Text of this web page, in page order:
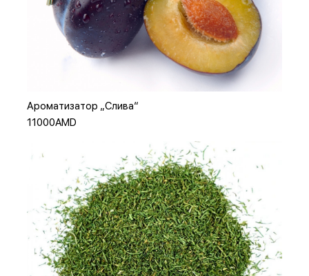
Или
Ароматизатор „Слива“
11000AMD
Добавить в корзину